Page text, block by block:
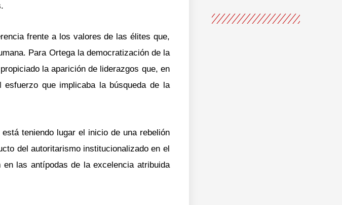
frente a los valores de las élites que,
Para Ortega la democratización de la
la aparición de liderazgos que, en
que implicaba la búsqueda de la
teniendo lugar el inicio de una rebelión
del autoritarismo institucionalizado en el
las antípodas de la excelencia atribuida